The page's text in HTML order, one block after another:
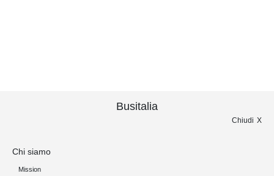
Busitalia
Chiudi
Chi siamo
Mission